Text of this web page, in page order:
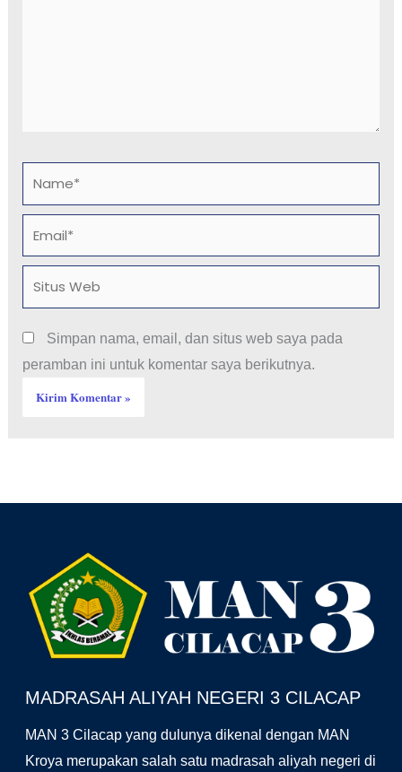
Simpan nama, email, dan situs web saya pada
peramban ini untuk komentar saya berikutnya.
MADRASAH ALIYAH NEGERI 3 CILACAP
MAN 3 Cilacap yang dulunya dikenal dengan MAN
Kroya merupakan salah satu madrasah aliyah negeri di